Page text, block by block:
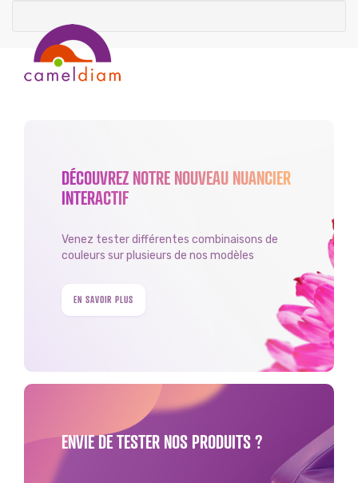
DÉCOUVREZ NOTRE NOUVEAU NUANCIER
INTERACTIF
Venez tester différentes combinaisons de
couleurs sur plusieurs de nos modèles
EN SAVOIR PLUS
ENVIE DE TESTER NOS PRODUITS ?